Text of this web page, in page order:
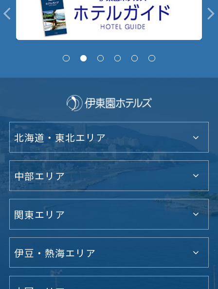
北海道・東北エリア
中部エリア
関東エリア
伊豆・熱海エリア